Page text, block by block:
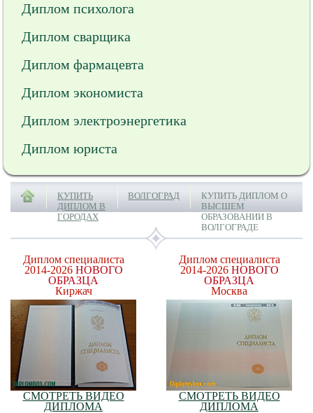
Диплом психолога
Диплом сварщика
Диплом фармацевта
Диплом экономиста
Диплом электроэнергетика
Диплом юриста
КУПИТЬ
ДИПЛОМ В
ГОРОДАХ
ВОЛГОГРАД
КУПИТЬ ДИПЛОМ О
ВЫСШЕМ
ОБРАЗОВАНИИ В
ВОЛГОГРАДЕ
Диплом специалиста
2014-2026 НОВОГО
ОБРАЗЦА
Киржач
СМОТРЕТЬ ВИДЕО
ДИПЛОМА
Диплом специалиста
2014-2026 НОВОГО
ОБРАЗЦА
Москва
СМОТРЕТЬ ВИДЕО
ДИПЛОМА